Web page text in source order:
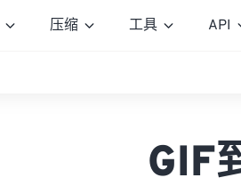
压缩 工具 API
GIF